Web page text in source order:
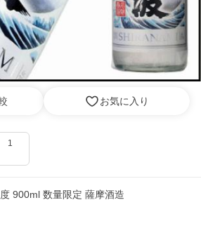
お気に入り
1
900ml 数量限定 薩摩酒造